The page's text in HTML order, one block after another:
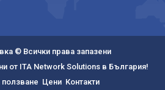
© Всички права запазени
от ITA Network Solutions в България!
Цени Контакти